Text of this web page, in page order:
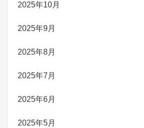
2025年10月
2025年9月
2025年8月
2025年7月
2025年6月
2025年5月